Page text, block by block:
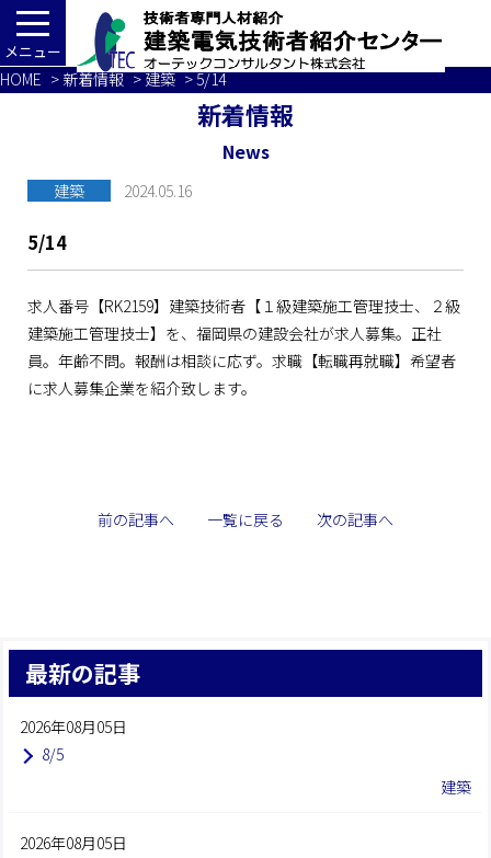
メニュー
HOME > 新着情報 >建築 > 5/14
新着情報
News
建築 2024.05.16
5/14
求人番号【RK2159】建築技術者【１級建築施工管理技士、２級
建築施工管理技士】を、福岡県の建設会社が求人募集。正社
員。年齢不問。報酬は相談に応ず。求職【転職再就職】希望者
に求人募集企業を紹介致します。
前の記事へ 一覧に戻る 次の記事へ
最新の記事
2026年08月05日
8/5
建築
2026年08月05日